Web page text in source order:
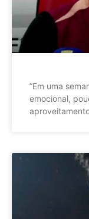
”Em uma
emocional,